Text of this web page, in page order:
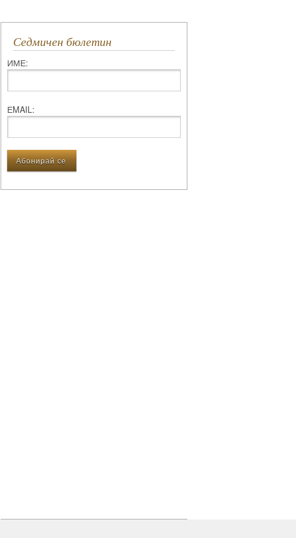
Седмичен бюлетин
ИМЕ:
ЕMAIL: